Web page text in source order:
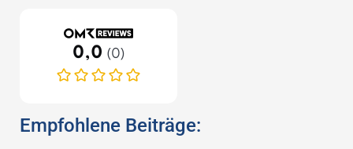
Empfohlene Beiträge: